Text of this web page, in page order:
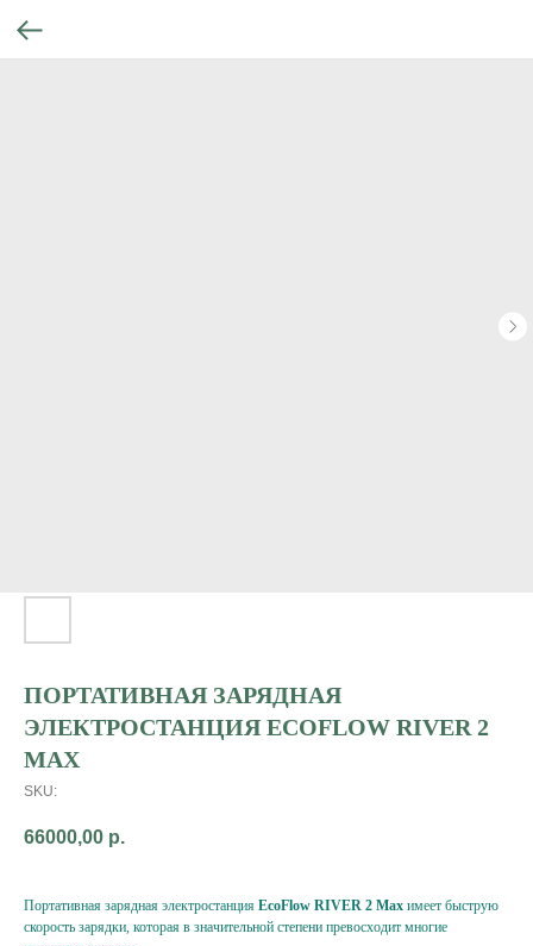
ПОРТАТИВНАЯ ЗАРЯДНАЯ
ЭЛЕКТРОСТАНЦИЯ ECOFLOW RIVER 2
MAX
SKU:
66000,00 р.
Портативная зарядная электростанция EcoFlow RIVER 2 Max имеет быструю
скорость зарядки, которая в значительной степени превосходит многие